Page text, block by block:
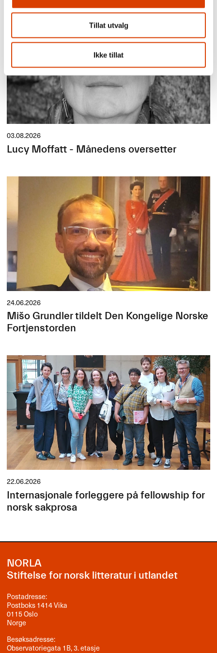
Tillat utvalg
Ikke tillat
03.08.2026
Lucy Moffatt - Månedens oversetter
24.06.2026
Mišo Grundler tildelt Den Kongelige Norske
Fortjenstorden
22.06.2026
Internasjonale forleggere på fellowship for
norsk sakprosa
NORLA
Stiftelse for norsk litteratur i utlandet
Postadresse:
Postboks 1414 Vika
0115 Oslo
Norge
Besøksadresse:
Observatoriegata 1B, 3. etasje